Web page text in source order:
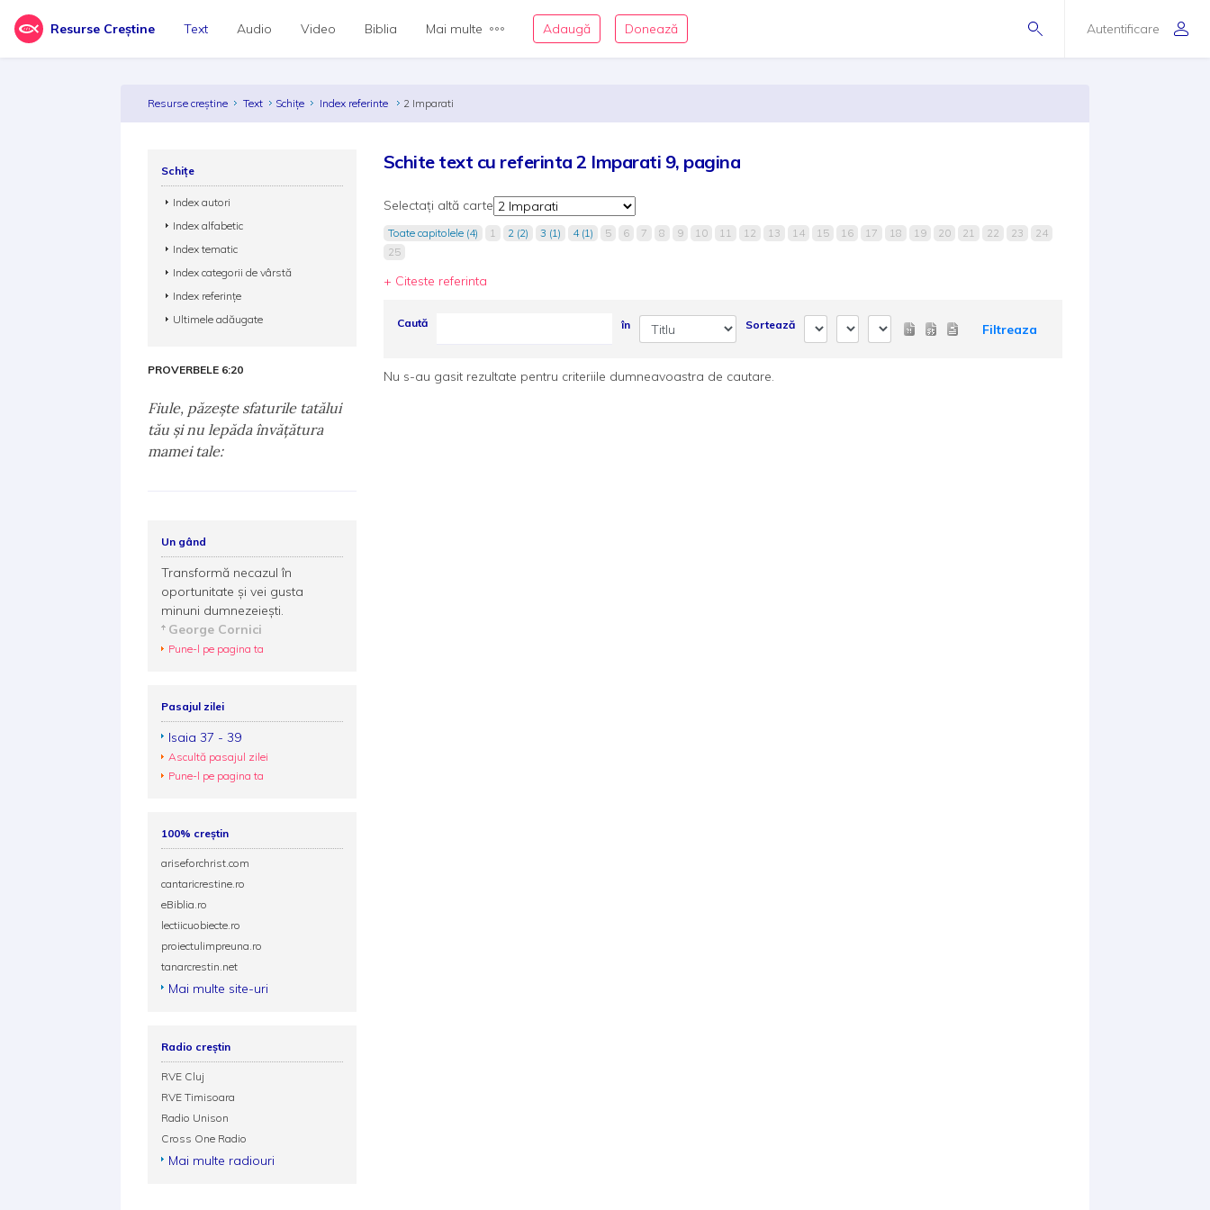
Resurse Creștine Autentificare
Text Audio Video Biblia Mai multe Adaugă Donează
Resurse creștine Text Schițe Index referinte 2 Imparati
Schite text cu referinta 2 Imparati 9, pagina
Selectați altă carte
Toate capitolele (4) 1 2 (2) 3 (1) 4 (1) 5 6 7 8 9 10 11 12 13 14 15 16 17 18 19 20 21 22 23
24
25
+ Citeste referinta
Caută în Sortează Filtreaza
Nu s-au gasit rezultate pentru criteriile dumneavoastra de cautare.
Schițe
Index autori
Index alfabetic
Index tematic
Index categorii de vârstă
Index referințe
Ultimele adăugate
PROVERBELE 6:20
Fiule, păzeşte sfaturile tatălui
tău şi nu lepăda învăţătura
mamei tale:
Un gând
Transformă necazul în
oportunitate și vei gusta
minuni dumnezeiești.
George Cornici
Pune-l pe pagina ta
Pasajul zilei
Isaia 37 - 39
Ascultă pasajul zilei
Pune-l pe pagina ta
100% creștin
ariseforchrist.com
cantaricrestine.ro
eBiblia.ro
lectiicuobiecte.ro
proiectulimpreuna.ro
tanarcrestin.net
Mai multe site-uri
Radio creștin
RVE Cluj
RVE Timisoara
Radio Unison
Cross One Radio
Mai multe radiouri